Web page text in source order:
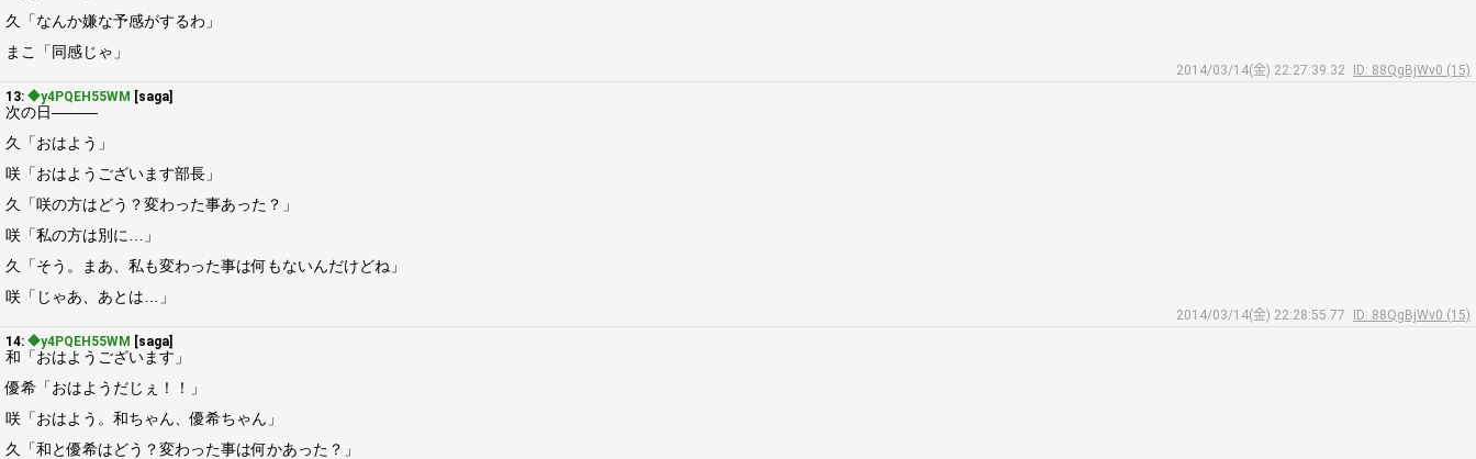
久「なんか嫌な予感がするわ」
まこ「同感じゃ」
2014/03/14(金) 22:27:39.32
ID: 88QgBjWv0 (15)
13: ◆y4PQEH55WM [saga]
次の日―――
久「おはよう」
咲「おはようございます部長」
久「咲の方はどう？変わった事あった？」
咲「私の方は別に…」
久「そう。まあ、私も変わった事は何もないんだけどね」
咲「じゃあ、あとは…」
2014/03/14(金) 22:28:55.77
ID: 88QgBjWv0 (15)
14: ◆y4PQEH55WM [saga]
和「おはようございます」
優希「おはようだじぇ！！」
咲「おはよう。和ちゃん、優希ちゃん」
久「和と優希はどう？変わった事は何かあった？」